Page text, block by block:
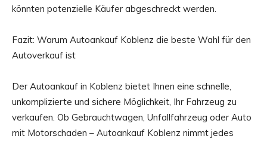
könnten potenzielle Käufer abgeschreckt werden.
Fazit: Warum Autoankauf Koblenz die beste Wahl für den
Autoverkauf ist
Der Autoankauf in Koblenz bietet Ihnen eine schnelle,
unkomplizierte und sichere Möglichkeit, Ihr Fahrzeug zu
verkaufen. Ob Gebrauchtwagen, Unfallfahrzeug oder Auto
mit Motorschaden – Autoankauf Koblenz nimmt jedes